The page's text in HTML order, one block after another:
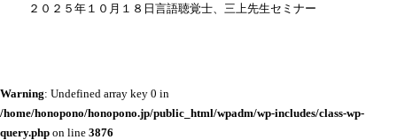
２０２５年１０月１８日言語聴覚士、三上先生セミナー
Warning: Undefined array key 0 in
/home/honopono/honopono.jp/public_html/wpadm/wp-includes/class-wp-
query.php on line 3876